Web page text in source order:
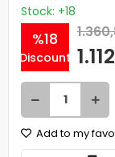
Stock: +18
%18
Discount
Add to my